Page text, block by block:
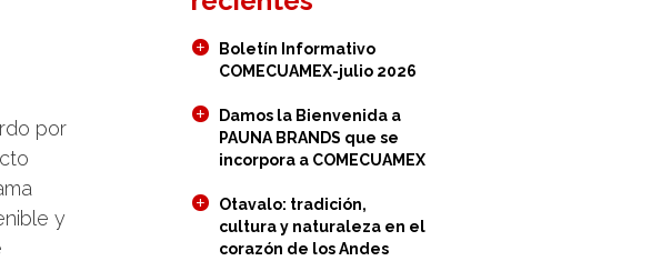
por
y
Boletín Informativo
COMECUAMEX-julio 2026
Damos la Bienvenida a
PAUNA BRANDS que se
incorpora a COMECUAMEX
Otavalo: tradición,
cultura y naturaleza en el
corazón de los Andes